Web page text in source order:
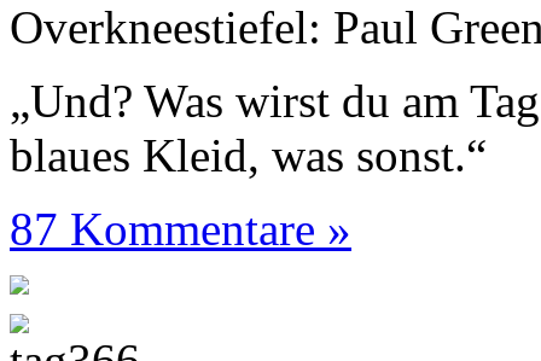
Overkneestiefel: Paul
„Und? Was wirst du am
blaues Kleid, was sonst.“
87 Kommentare »